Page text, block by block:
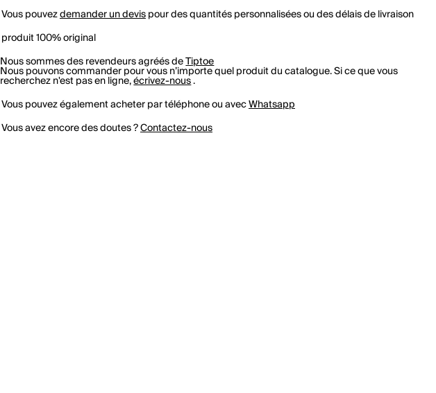
Vous pouvezdemander un devispour des quantités personnalisées ou des délais de livraison
produit 100% original
Nous sommes des revendeurs agréés deTiptoe
Nous pouvons commander pour vous n’importe quel produit du catalogue. Si ce que vous
recherchez n'est pas en ligne,écrivez-nous.
Vous pouvez également acheter par téléphone ou avecWhatsapp
Vous avez encore des doutes ?Contactez-nous